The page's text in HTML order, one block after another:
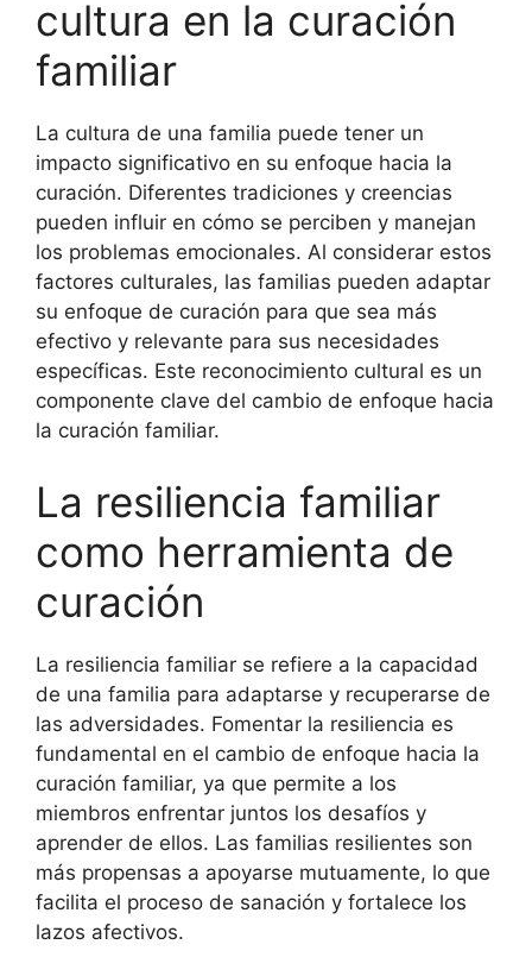
cultura en la curación
familiar
La cultura de una familia puede tener un
impacto significativo en su enfoque hacia la
curación. Diferentes tradiciones y creencias
pueden influir en cómo se perciben y manejan
los problemas emocionales. Al considerar estos
factores culturales, las familias pueden adaptar
su enfoque de curación para que sea más
efectivo y relevante para sus necesidades
específicas. Este reconocimiento cultural es un
componente clave del cambio de enfoque hacia
la curación familiar.
La resiliencia familiar
como herramienta de
curación
La resiliencia familiar se refiere a la capacidad
de una familia para adaptarse y recuperarse de
las adversidades. Fomentar la resiliencia es
fundamental en el cambio de enfoque hacia la
curación familiar, ya que permite a los
miembros enfrentar juntos los desafíos y
aprender de ellos. Las familias resilientes son
más propensas a apoyarse mutuamente, lo que
facilita el proceso de sanación y fortalece los
lazos afectivos.